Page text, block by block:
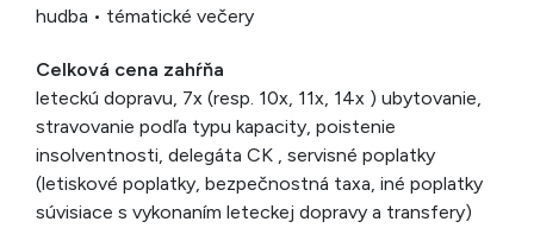
hudba • tématické večery
Celková cena zahŕňa
leteckú dopravu, 7x (resp. 10x, 11x, 14x ) ubytovanie,
stravovanie podľa typu kapacity, poistenie
insolventnosti, delegáta CK , servisné poplatky
(letiskové poplatky, bezpečnostná taxa, iné poplatky
súvisiace s vykonaním leteckej dopravy a transfery)